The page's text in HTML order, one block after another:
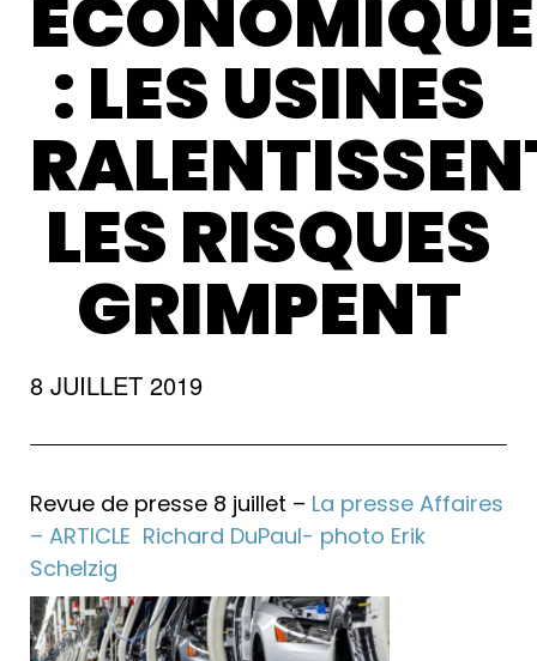
ÉCONOMIQUE
: LES USINES
LES RISQUES
GRIMPENT
8 JUILLET 2019
Revue de presse 8 juillet – La presse Affaires
– ARTICLE Richard DuPaul- photo Erik
Schelzig